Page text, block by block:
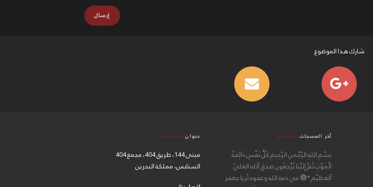
شارك هذا الموضوع
آخر المسجات المرسلة
بِسْمِ اللهِ الرَّحْمنِ الرَّحِيمِ كُلُّ نَفْسٍ ذَائِقَةُ
الْمَوْتِ ثُمَّ إِلَيْنَا تُرْجَعُونَ صدَقَ آلله العليٌ
آلعظيْم *🔴 في ذمة الله وعفوه ثُريا جعفر
عنوان الحسينية
مبنى 144، طريق 404، مجمع 404
السنابس، مملكة البحرين